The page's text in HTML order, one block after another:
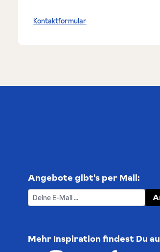
Kontaktformular
Angebote gibt's per Mail:
Mehr Inspiration findest Du